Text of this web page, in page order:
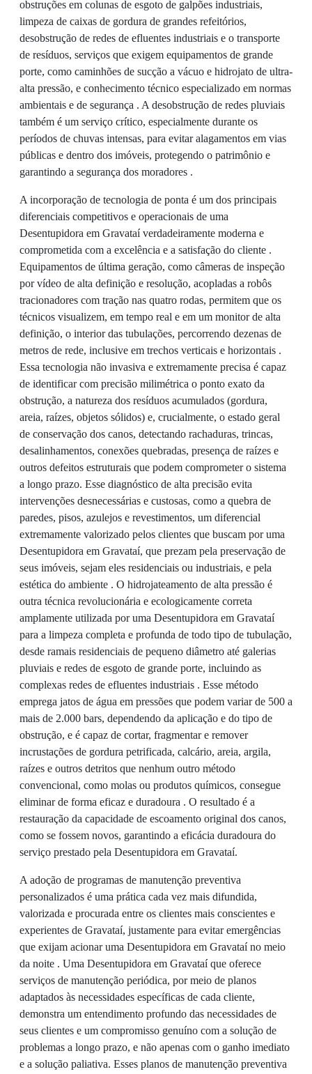
obstruções em colunas de esgoto de galpões industriais,
limpeza de caixas de gordura de grandes refeitórios,
desobstrução de redes de efluentes industriais e o transporte
de resíduos, serviços que exigem equipamentos de grande
porte, como caminhões de sucção a vácuo e hidrojato de ultra-
alta pressão, e conhecimento técnico especializado em normas
ambientais e de segurança . A desobstrução de redes pluviais
também é um serviço crítico, especialmente durante os
períodos de chuvas intensas, para evitar alagamentos em vias
públicas e dentro dos imóveis, protegendo o patrimônio e
garantindo a segurança dos moradores .
A incorporação de tecnologia de ponta é um dos principais
diferenciais competitivos e operacionais de uma
Desentupidora em Gravataí verdadeiramente moderna e
comprometida com a excelência e a satisfação do cliente .
Equipamentos de última geração, como câmeras de inspeção
por vídeo de alta definição e resolução, acopladas a robôs
tracionadores com tração nas quatro rodas, permitem que os
técnicos visualizem, em tempo real e em um monitor de alta
definição, o interior das tubulações, percorrendo dezenas de
metros de rede, inclusive em trechos verticais e horizontais .
Essa tecnologia não invasiva e extremamente precisa é capaz
de identificar com precisão milimétrica o ponto exato da
obstrução, a natureza dos resíduos acumulados (gordura,
areia, raízes, objetos sólidos) e, crucialmente, o estado geral
de conservação dos canos, detectando rachaduras, trincas,
desalinhamentos, conexões quebradas, presença de raízes e
outros defeitos estruturais que podem comprometer o sistema
a longo prazo. Esse diagnóstico de alta precisão evita
intervenções desnecessárias e custosas, como a quebra de
paredes, pisos, azulejos e revestimentos, um diferencial
extremamente valorizado pelos clientes que buscam por uma
Desentupidora em Gravataí, que prezam pela preservação de
seus imóveis, sejam eles residenciais ou industriais, e pela
estética do ambiente . O hidrojateamento de alta pressão é
outra técnica revolucionária e ecologicamente correta
amplamente utilizada por uma Desentupidora em Gravataí
para a limpeza completa e profunda de todo tipo de tubulação,
desde ramais residenciais de pequeno diâmetro até galerias
pluviais e redes de esgoto de grande porte, incluindo as
complexas redes de efluentes industriais . Esse método
emprega jatos de água em pressões que podem variar de 500 a
mais de 2.000 bars, dependendo da aplicação e do tipo de
obstrução, e é capaz de cortar, fragmentar e remover
incrustações de gordura petrificada, calcário, areia, argila,
raízes e outros detritos que nenhum outro método
convencional, como molas ou produtos químicos, consegue
eliminar de forma eficaz e duradoura . O resultado é a
restauração da capacidade de escoamento original dos canos,
como se fossem novos, garantindo a eficácia duradoura do
serviço prestado pela Desentupidora em Gravataí.
A adoção de programas de manutenção preventiva
personalizados é uma prática cada vez mais difundida,
valorizada e procurada entre os clientes mais conscientes e
experientes de Gravataí, justamente para evitar emergências
que exijam acionar uma Desentupidora em Gravataí no meio
da noite . Uma Desentupidora em Gravataí que oferece
serviços de manutenção periódica, por meio de planos
adaptados às necessidades específicas de cada cliente,
demonstra um entendimento profundo das necessidades de
seus clientes e um compromisso genuíno com a solução de
problemas a longo prazo, e não apenas com o ganho imediato
e a solução paliativa. Esses planos de manutenção preventiva